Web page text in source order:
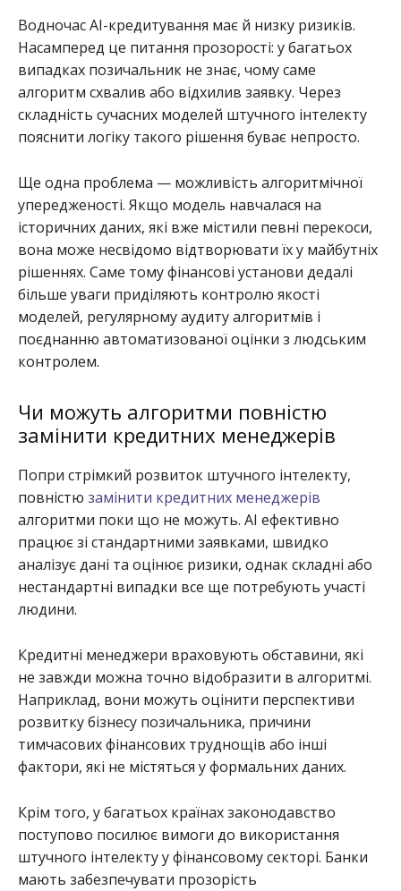
Водночас AI-кредитування має й низку ризиків.
Насамперед це питання прозорості: у багатьох
випадках позичальник не знає, чому саме
алгоритм схвалив або відхилив заявку. Через
складність сучасних моделей штучного інтелекту
пояснити логіку такого рішення буває непросто.
Ще одна проблема — можливість алгоритмічної
упередженості. Якщо модель навчалася на
історичних даних, які вже містили певні перекоси,
вона може несвідомо відтворювати їх у майбутніх
рішеннях. Саме тому фінансові установи дедалі
більше уваги приділяють контролю якості
моделей, регулярному аудиту алгоритмів і
поєднанню автоматизованої оцінки з людським
контролем.
Чи можуть алгоритми повністю
замінити кредитних менеджерів
Попри стрімкий розвиток штучного інтелекту,
повністю замінити кредитних менеджерів
алгоритми поки що не можуть. AI ефективно
працює зі стандартними заявками, швидко
аналізує дані та оцінює ризики, однак складні або
нестандартні випадки все ще потребують участі
людини.
Кредитні менеджери враховують обставини, які
не завжди можна точно відобразити в алгоритмі.
Наприклад, вони можуть оцінити перспективи
розвитку бізнесу позичальника, причини
тимчасових фінансових труднощів або інші
фактори, які не містяться у формальних даних.
Крім того, у багатьох країнах законодавство
поступово посилює вимоги до використання
штучного інтелекту у фінансовому секторі. Банки
мають забезпечувати прозорість